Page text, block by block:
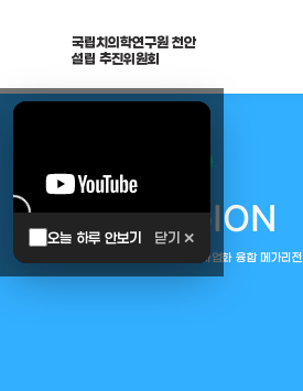
국립치의학연구원 천안
설립 추진위원회
오늘 하루 안보기 닫기 ✕
대한민국은 두번이나 약속하였습니다.
MEGAREGION
중부권 전체를 잇는 연구–임상–평가–사업화 융합 메가리전